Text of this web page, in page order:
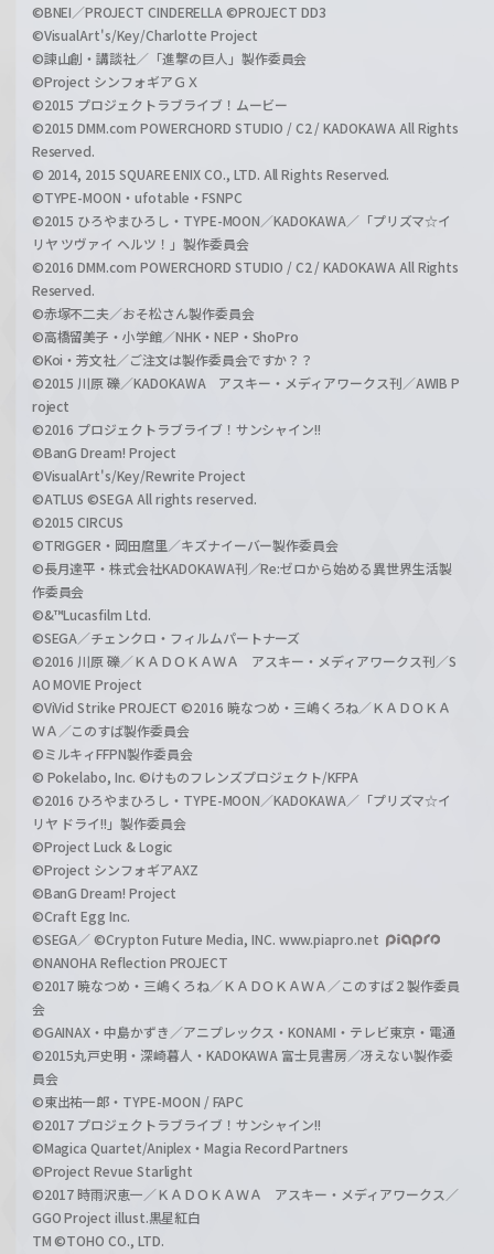
©BNEI／PROJECT CINDERELLA ©PROJECT DD3
©VisualArt's/Key/Charlotte Project
©諫山創・講談社／「進撃の巨人」製作委員会
©Project シンフォギアＧＸ
©2015 プロジェクトラブライブ！ムービー
©2015 DMM.com POWERCHORD STUDIO / C2 / KADOKAWA All Rights
Reserved.
© 2014, 2015 SQUARE ENIX CO., LTD. All Rights Reserved.
©TYPE-MOON・ufotable・FSNPC
©2015 ひろやまひろし・TYPE-MOON／KADOKAWA／「プリズマ☆イ
リヤ ツヴァイ ヘルツ！」製作委員会
©2016 DMM.com POWERCHORD STUDIO / C2 / KADOKAWA All Rights
Reserved.
©赤塚不二夫／おそ松さん製作委員会
©高橋留美子・小学館／NHK・NEP・ShoPro
©Koi・芳文社／ご注文は製作委員会ですか？？
©2015 川原 礫／KADOKAWA アスキー・メディアワークス刊／AWIB P
roject
©2016 プロジェクトラブライブ！サンシャイン!!
©BanG Dream! Project
©VisualArt's/Key/Rewrite Project
©ATLUS ©SEGA All rights reserved.
©2015 CIRCUS
©TRIGGER・岡田麿里／キズナイーバー製作委員会
©長月達平・株式会社KADOKAWA刊／Re:ゼロから始める異世界生活製
作委員会
©&™Lucasfilm Ltd.
©SEGA／チェンクロ・フィルムパートナーズ
©2016 川原 礫／ＫＡＤＯＫＡＷＡ アスキー・メディアワークス刊／S
AO MOVIE Project
©ViVid Strike PROJECT ©2016 暁なつめ・三嶋くろね／ＫＡＤＯＫＡ
ＷＡ／このすば製作委員会
©ミルキィFFPN製作委員会
© Pokelabo, Inc. ©けものフレンズプロジェクト/KFPA
©2016 ひろやまひろし・TYPE-MOON／KADOKAWA／「プリズマ☆イ
リヤ ドライ!!」製作委員会
©Project Luck & Logic
©Project シンフォギアAXZ
©BanG Dream! Project
©Craft Egg Inc.
©SEGA／ ©Crypton Future Media, INC. www.piapro.net
©NANOHA Reflection PROJECT
©2017 暁なつめ・三嶋くろね／ＫＡＤＯＫＡＷＡ／このすば２製作委員
会
©GAINAX・中島かずき／アニプレックス・KONAMI・テレビ東京・電通
©2015丸戸史明・深崎暮人・KADOKAWA 富士見書房／冴えない製作委
員会
©東出祐一郎・TYPE-MOON / FAPC
©2017 プロジェクトラブライブ！サンシャイン!!
©Magica Quartet/Aniplex・Magia Record Partners
©Project Revue Starlight
©2017 時雨沢恵一／ＫＡＤＯＫＡＷＡ アスキー・メディアワークス／
GGO Project illust.黒星紅白
TM ©TOHO CO., LTD.